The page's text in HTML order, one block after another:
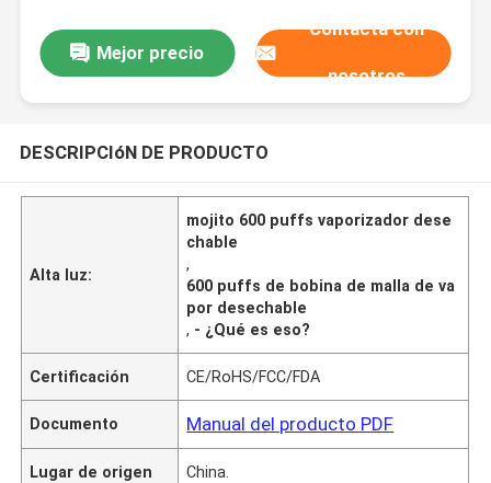
Mejor precio
Contacta con
nosotros
DESCRIPCIóN DE PRODUCTO
Alta luz:
mojito 600 puffs vaporizador dese
chable
,
600 puffs de bobina de malla de va
por desechable
, - ¿Qué es eso?
Certificación CE/RoHS/FCC/FDA
Documento Manual del producto PDF
Lugar de origen China.